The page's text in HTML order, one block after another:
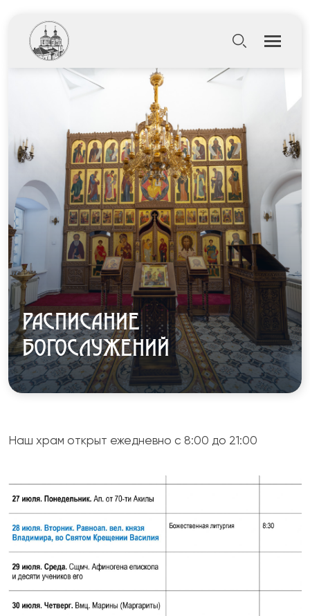
РАСПИСАНИЕ
БОГОСЛУЖЕНИЙ
Наш храм открыт ежедневно с 8:00 до 21:00